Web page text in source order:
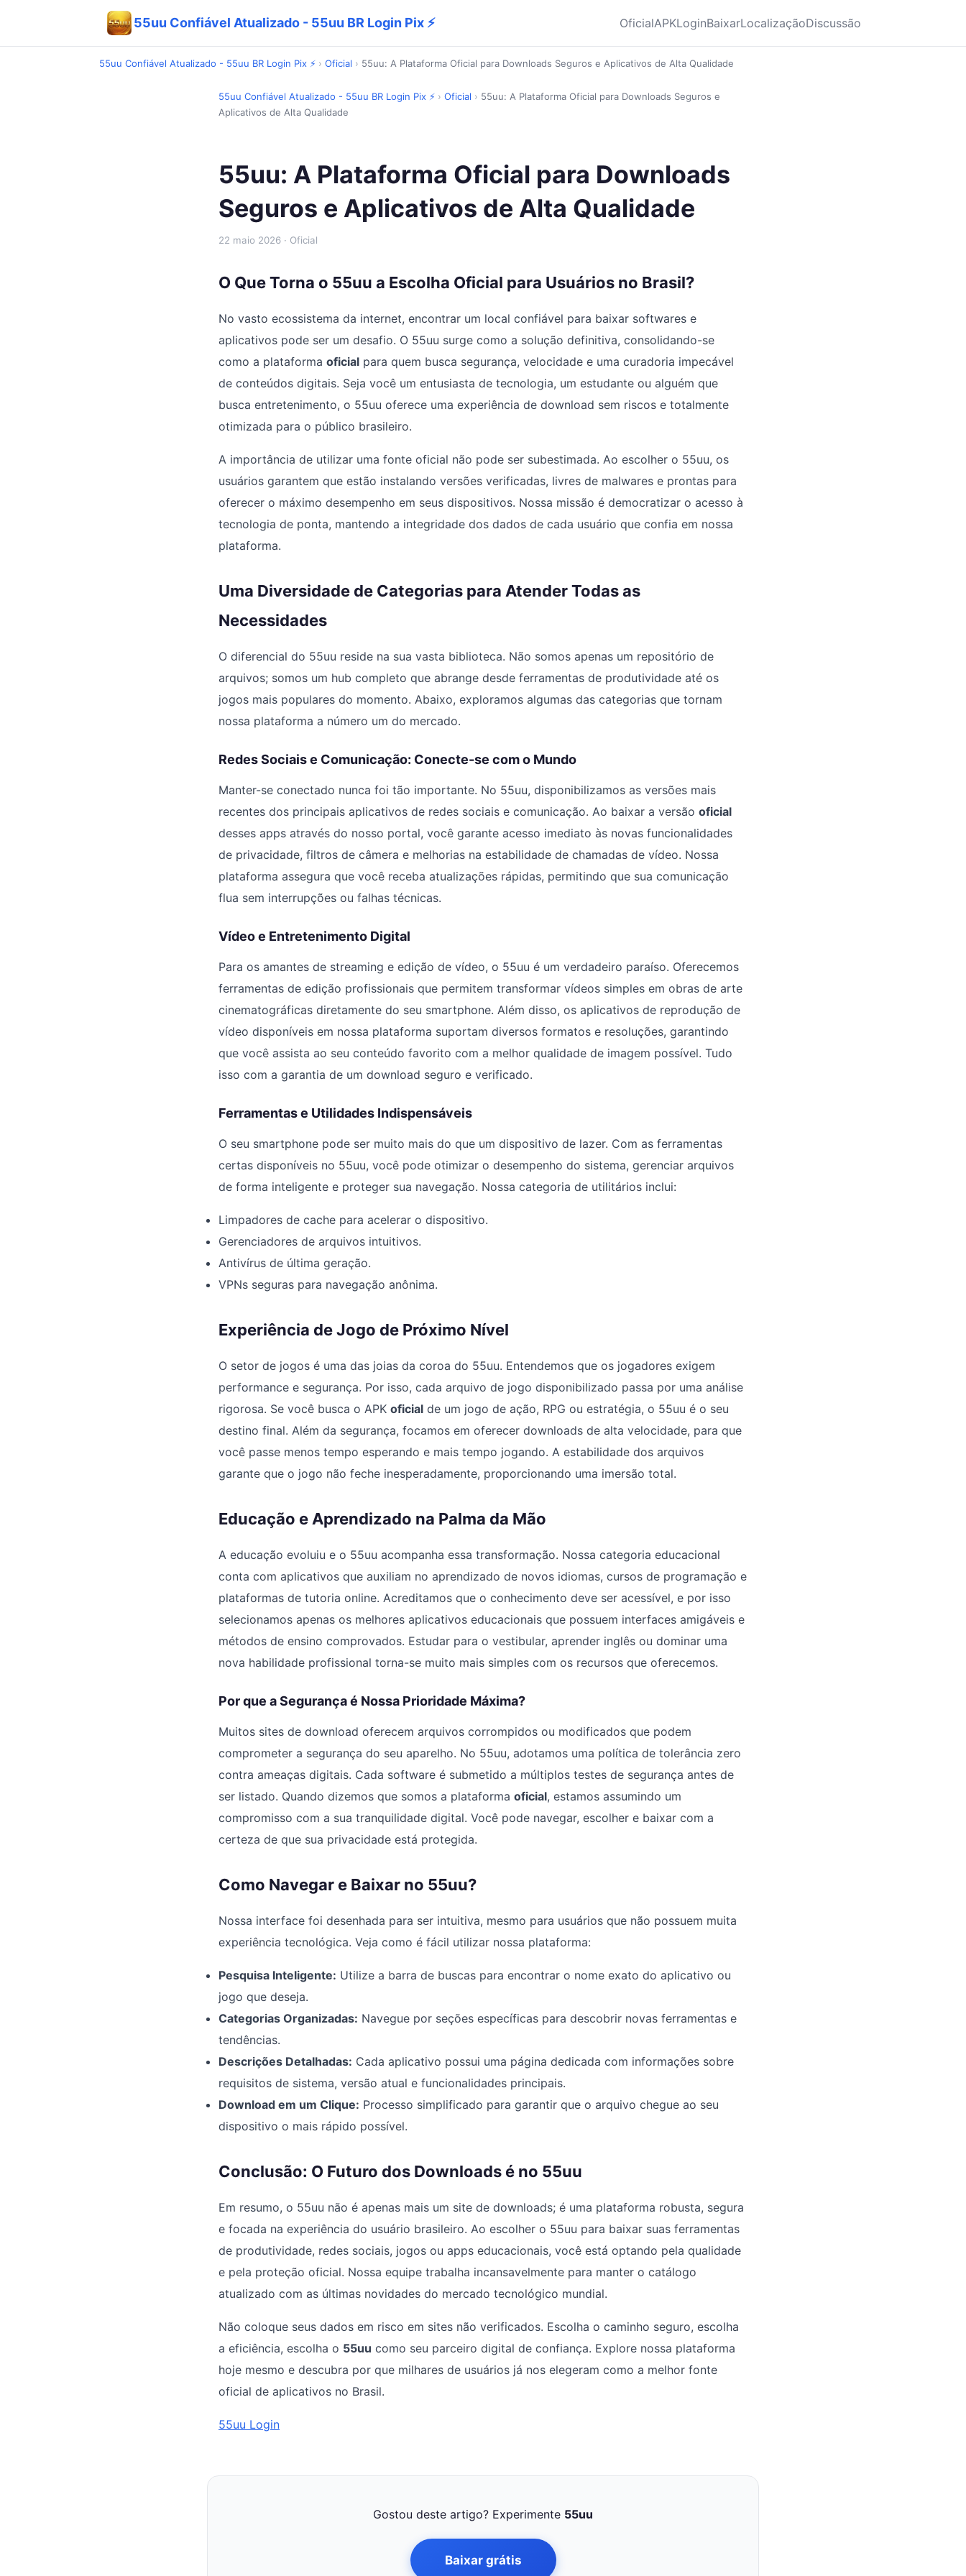
55uu Confiável Atualizado - 55uu BR Login Pix ⚡ OficialAPKLoginBaixarLocalizaçãoDiscussão
55uu Confiável Atualizado - 55uu BR Login Pix ⚡ › Oficial › 55uu: A Plataforma Oficial para Downloads Seguros e Aplicativos de Alta Qualidade
55uu Confiável Atualizado - 55uu BR Login Pix ⚡ › Oficial › 55uu: A Plataforma Oficial para Downloads Seguros e
Aplicativos de Alta Qualidade
55uu: A Plataforma Oficial para Downloads
Seguros e Aplicativos de Alta Qualidade
22 maio 2026 · Oficial
O Que Torna o 55uu a Escolha Oficial para Usuários no Brasil?
No vasto ecossistema da internet, encontrar um local confiável para baixar softwares e
aplicativos pode ser um desafio. O 55uu surge como a solução definitiva, consolidando-se
como a plataforma oficial para quem busca segurança, velocidade e uma curadoria impecável
de conteúdos digitais. Seja você um entusiasta de tecnologia, um estudante ou alguém que
busca entretenimento, o 55uu oferece uma experiência de download sem riscos e totalmente
otimizada para o público brasileiro.
A importância de utilizar uma fonte oficial não pode ser subestimada. Ao escolher o 55uu, os
usuários garantem que estão instalando versões verificadas, livres de malwares e prontas para
oferecer o máximo desempenho em seus dispositivos. Nossa missão é democratizar o acesso à
tecnologia de ponta, mantendo a integridade dos dados de cada usuário que confia em nossa
plataforma.
Uma Diversidade de Categorias para Atender Todas as
Necessidades
O diferencial do 55uu reside na sua vasta biblioteca. Não somos apenas um repositório de
arquivos; somos um hub completo que abrange desde ferramentas de produtividade até os
jogos mais populares do momento. Abaixo, exploramos algumas das categorias que tornam
nossa plataforma a número um do mercado.
Redes Sociais e Comunicação: Conecte-se com o Mundo
Manter-se conectado nunca foi tão importante. No 55uu, disponibilizamos as versões mais
recentes dos principais aplicativos de redes sociais e comunicação. Ao baixar a versão oficial
desses apps através do nosso portal, você garante acesso imediato às novas funcionalidades
de privacidade, filtros de câmera e melhorias na estabilidade de chamadas de vídeo. Nossa
plataforma assegura que você receba atualizações rápidas, permitindo que sua comunicação
flua sem interrupções ou falhas técnicas.
Vídeo e Entretenimento Digital
Para os amantes de streaming e edição de vídeo, o 55uu é um verdadeiro paraíso. Oferecemos
ferramentas de edição profissionais que permitem transformar vídeos simples em obras de arte
cinematográficas diretamente do seu smartphone. Além disso, os aplicativos de reprodução de
vídeo disponíveis em nossa plataforma suportam diversos formatos e resoluções, garantindo
que você assista ao seu conteúdo favorito com a melhor qualidade de imagem possível. Tudo
isso com a garantia de um download seguro e verificado.
Ferramentas e Utilidades Indispensáveis
O seu smartphone pode ser muito mais do que um dispositivo de lazer. Com as ferramentas
certas disponíveis no 55uu, você pode otimizar o desempenho do sistema, gerenciar arquivos
de forma inteligente e proteger sua navegação. Nossa categoria de utilitários inclui:
Limpadores de cache para acelerar o dispositivo.
Gerenciadores de arquivos intuitivos.
Antivírus de última geração.
VPNs seguras para navegação anônima.
Experiência de Jogo de Próximo Nível
O setor de jogos é uma das joias da coroa do 55uu. Entendemos que os jogadores exigem
performance e segurança. Por isso, cada arquivo de jogo disponibilizado passa por uma análise
rigorosa. Se você busca o APK oficial de um jogo de ação, RPG ou estratégia, o 55uu é o seu
destino final. Além da segurança, focamos em oferecer downloads de alta velocidade, para que
você passe menos tempo esperando e mais tempo jogando. A estabilidade dos arquivos
garante que o jogo não feche inesperadamente, proporcionando uma imersão total.
Educação e Aprendizado na Palma da Mão
A educação evoluiu e o 55uu acompanha essa transformação. Nossa categoria educacional
conta com aplicativos que auxiliam no aprendizado de novos idiomas, cursos de programação e
plataformas de tutoria online. Acreditamos que o conhecimento deve ser acessível, e por isso
selecionamos apenas os melhores aplicativos educacionais que possuem interfaces amigáveis e
métodos de ensino comprovados. Estudar para o vestibular, aprender inglês ou dominar uma
nova habilidade profissional torna-se muito mais simples com os recursos que oferecemos.
Por que a Segurança é Nossa Prioridade Máxima?
Muitos sites de download oferecem arquivos corrompidos ou modificados que podem
comprometer a segurança do seu aparelho. No 55uu, adotamos uma política de tolerância zero
contra ameaças digitais. Cada software é submetido a múltiplos testes de segurança antes de
ser listado. Quando dizemos que somos a plataforma oficial, estamos assumindo um
compromisso com a sua tranquilidade digital. Você pode navegar, escolher e baixar com a
certeza de que sua privacidade está protegida.
Como Navegar e Baixar no 55uu?
Nossa interface foi desenhada para ser intuitiva, mesmo para usuários que não possuem muita
experiência tecnológica. Veja como é fácil utilizar nossa plataforma:
Pesquisa Inteligente: Utilize a barra de buscas para encontrar o nome exato do aplicativo ou
jogo que deseja.
Categorias Organizadas: Navegue por seções específicas para descobrir novas ferramentas e
tendências.
Descrições Detalhadas: Cada aplicativo possui uma página dedicada com informações sobre
requisitos de sistema, versão atual e funcionalidades principais.
Download em um Clique: Processo simplificado para garantir que o arquivo chegue ao seu
dispositivo o mais rápido possível.
Conclusão: O Futuro dos Downloads é no 55uu
Em resumo, o 55uu não é apenas mais um site de downloads; é uma plataforma robusta, segura
e focada na experiência do usuário brasileiro. Ao escolher o 55uu para baixar suas ferramentas
de produtividade, redes sociais, jogos ou apps educacionais, você está optando pela qualidade
e pela proteção oficial. Nossa equipe trabalha incansavelmente para manter o catálogo
atualizado com as últimas novidades do mercado tecnológico mundial.
Não coloque seus dados em risco em sites não verificados. Escolha o caminho seguro, escolha
a eficiência, escolha o 55uu como seu parceiro digital de confiança. Explore nossa plataforma
hoje mesmo e descubra por que milhares de usuários já nos elegeram como a melhor fonte
oficial de aplicativos no Brasil.
55uu Login
Gostou deste artigo? Experimente 55uu
Baixar grátis